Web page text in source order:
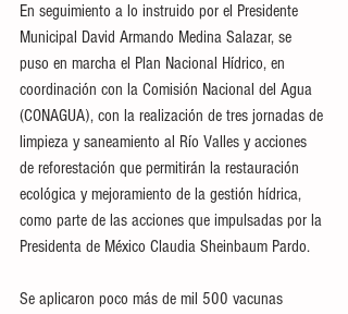
En seguimiento a lo instruido por el Presidente
Municipal David Armando Medina Salazar, se
puso en marcha el Plan Nacional Hídrico, en
coordinación con la Comisión Nacional del Agua
(CONAGUA), con la realización de tres jornadas de
limpieza y saneamiento al Río Valles y acciones
de reforestación que permitirán la restauración
ecológica y mejoramiento de la gestión hídrica,
como parte de las acciones que impulsadas por la
Presidenta de México Claudia Sheinbaum Pardo.
Se aplicaron poco más de mil 500 vacunas